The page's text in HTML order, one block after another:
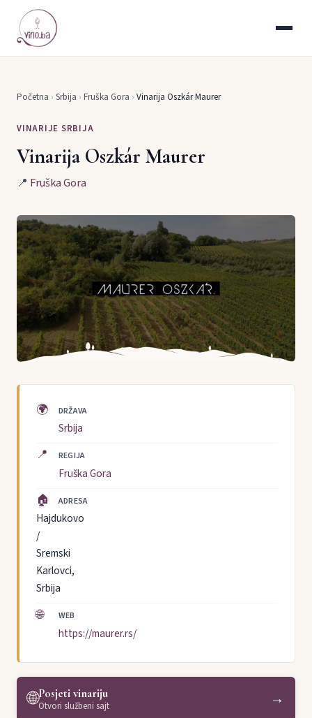
Početna › Srbija › Fruška Gora › Vinarija Oszkár Maurer
VINARIJE SRBIJA
Vinarija Oszkár Maurer
📍 Fruška Gora
🌍 DRŽAVA
Srbija
📍 REGIJA
Fruška Gora
🏠 ADRESA
Hajdukovo
/
Sremski
Karlovci,
Srbija
🌐 WEB
https://maurer.rs/
🌐Posjeti vinariju
Otvori službeni sajt →